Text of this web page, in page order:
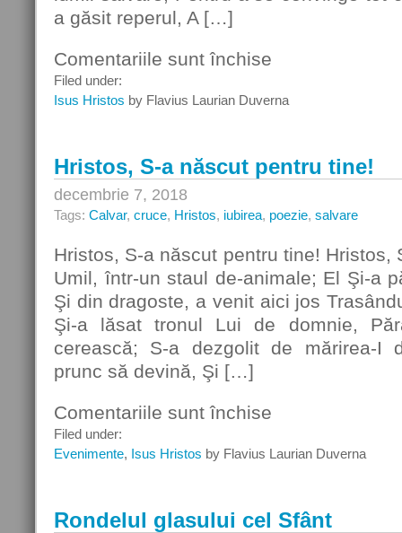
a găsit reperul, A […]
Comentariile sunt închise
Filed under:
Isus Hristos by Flavius Laurian Duverna
Hristos, S-a născut pentru tine!
decembrie 7, 2018
Tags: Calvar, cruce, Hristos, iubirea, poezie, salvare
Hristos, S-a născut pentru tine! Hristos,
Umil, într-un staul de-animale; El Şi-a
Şi din dragoste, a venit aici jos
Şi-a lăsat tronul Lui de domnie,
cerească; S-a dezgolit de mărirea-I
prunc să devină, Şi […]
Comentariile sunt închise
S-
tine!
Filed under:
Evenimente, Isus Hristos by Flavius Laurian Duverna
Rondelul glasului cel Sfânt